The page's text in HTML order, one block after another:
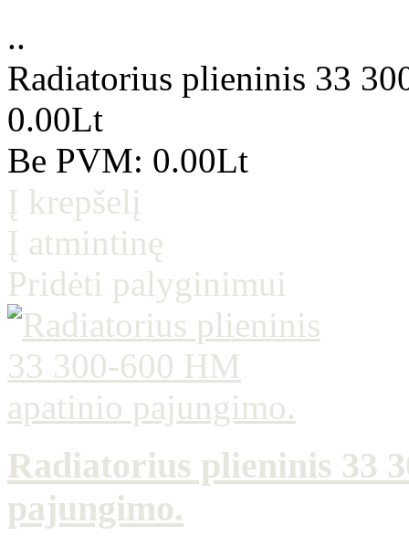
..
Radiatorius plieninis 33
0.00Lt
Be PVM: 0.00Lt
Į krepšelį
Į atmintinę
Pridėti palyginimui
Radiatorius plieninis 33
pajungimo.